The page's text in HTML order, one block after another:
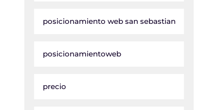
posicionamiento web san sebastian
posicionamientoweb
precio